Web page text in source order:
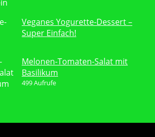
Veganes Yogurette-Dessert –
Super Einfach!
Melonen-Tomaten-Salat mit
Basilikum
499 Aufrufe